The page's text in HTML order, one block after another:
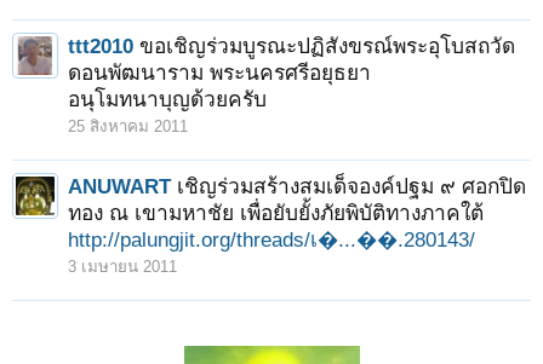
ttt2010 ขอเชิญร่วมบูรณะปฏิสังขรณ์พระอุโบสถวัด
ดอนพัฒนาราม พระนครศรีอยุธยา
อนุโมทนาบุญด้วยครับ
25 สิงหาคม 2011
ANUWART เชิญร่วมสร้างสมเด็จองค์ปฐม ๙ ศอกปิด
ทอง ณ เขามหาชัย เพื่อยับยั้งภัยพิบัติทางภาคใต้
http://palungjit.org/threads/เ�...��.280143/
3 เมษายน 2011